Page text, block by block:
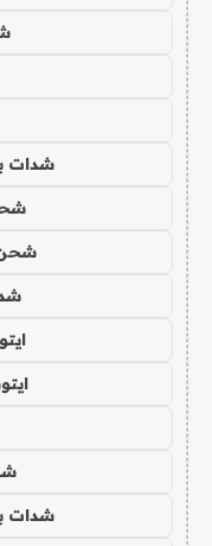
شدات
شحن
شدات